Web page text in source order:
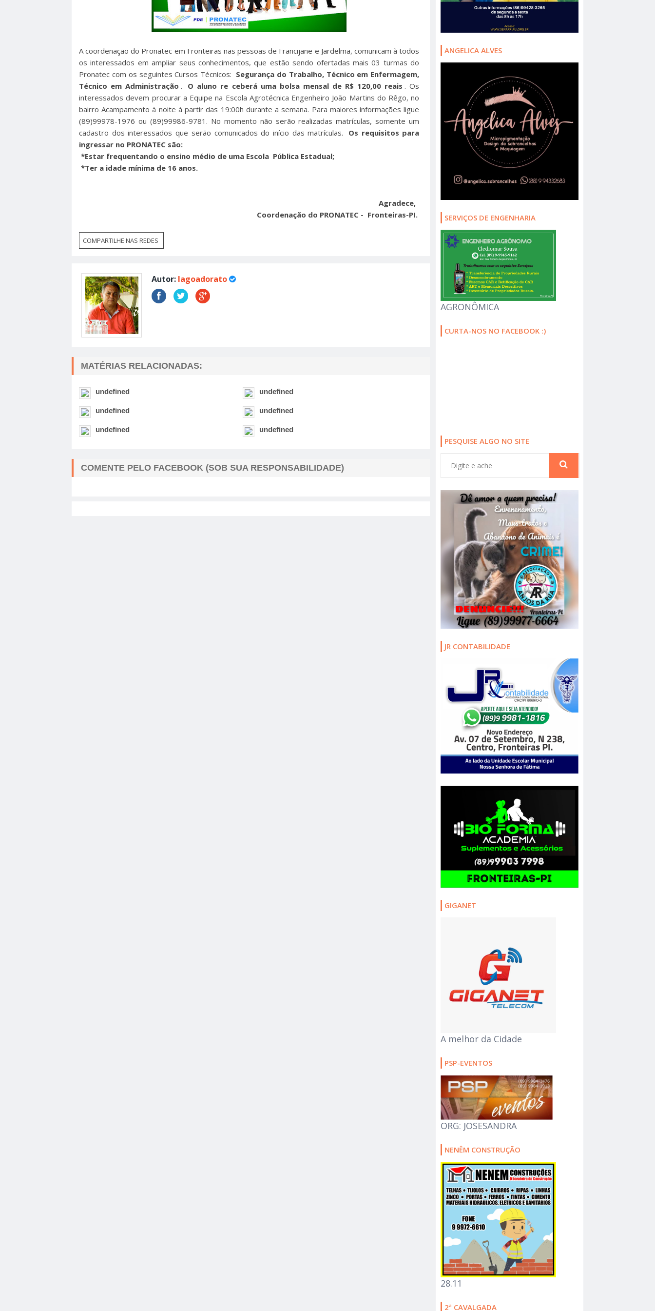
A coordenação do Pronatec em Fronteiras nas pessoas de Francijane e Jardelma, comunicam à todos
os interessados em ampliar seus conhecimentos, que estão sendo ofertadas mais 03 turmas do
Pronatec com os seguintes Cursos Técnicos: Segurança do Trabalho, Técnico em Enfermagem,
Técnico em Administração . O aluno re ceberá uma bolsa mensal de R$ 120,00 reais . Os
interessados devem procurar a Equipe na Escola Agrotécnica Engenheiro João Martins do Rêgo, no
bairro Acampamento à noite à partir das 19:00h durante a semana. Para maiores informações ligue
(89)99978-1976 ou (89)99986-9781. No momento não serão realizadas matrículas, somente um
cadastro dos interessados que serão comunicados do início das matrículas.
Os requisitos para
ingressar no PRONATEC são:
*Estar frequentando o ensino médio de uma Escola Pública Estadual;
*Ter a idade mínima de 16 anos.
Agradece,
Coordenação do PRONATEC - Fronteiras-PI.
COMPARTILHE NAS REDES
Autor: lagoadorato
MATÉRIAS RELACIONADAS:
undefined undefined
undefined undefined
undefined undefined
COMENTE PELO FACEBOOK (SOB SUA RESPONSABILIDADE)
ANGELICA ALVES
SERVIÇOS DE ENGENHARIA
AGRONÔMICA
CURTA-NOS NO FACEBOOK :)
PESQUISE ALGO NO SITE
JR CONTABILIDADE
GIGANET
A melhor da Cidade
PSP-EVENTOS
ORG: JOSESANDRA
NENÊM CONSTRUÇÃO
28.11
2ª CAVALGADA